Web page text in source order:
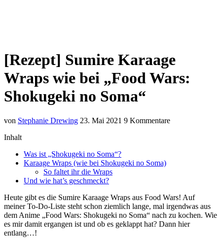
[Rezept] Sumire Karaage
Wraps wie bei „Food Wars:
Shokugeki no Soma“
von Stephanie Drewing 23. Mai 2021 9 Kommentare
Inhalt
Was ist „Shokugeki no Soma“?
Karaage Wraps (wie bei Shokugeki no Soma)
So faltet ihr die Wraps
Und wie hat’s geschmeckt?
Heute gibt es die Sumire Karaage Wraps aus Food Wars! Auf
meiner To-Do-Liste steht schon ziemlich lange, mal irgendwas aus
dem Anime „Food Wars: Shokugeki no Soma“ nach zu kochen. Wie
es mir damit ergangen ist und ob es geklappt hat? Dann hier
entlang…!